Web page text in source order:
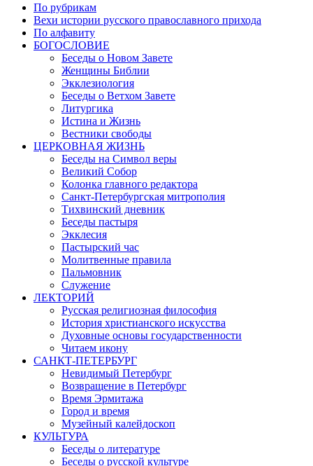
По рубрикам
Вехи истории русского православного прихода
По алфавиту
БОГОСЛОВИЕ
Беседы о Новом Завете
Женщины Библии
Экклезиология
Беседы о Ветхом Завете
Литургика
Истина и Жизнь
Вестники свободы
ЦЕРКОВНАЯ ЖИЗНЬ
Беседы на Символ веры
Великий Собор
Колонка главного редактора
Санкт-Петербургская митрополия
Тихвинский дневник
Беседы пастыря
Экклесия
Пастырский час
Молитвенные правила
Пальмовник
Служение
ЛЕКТОРИЙ
Русская религиозная философия
История христианского искусства
Духовные основы государственности
Читаем икону
САНКТ-ПЕТЕРБУРГ
Невидимый Петербург
Возвращение в Петербург
Время Эрмитажа
Город и время
Музейный калейдоскоп
КУЛЬТУРА
Беседы о литературе
Беседы о русской культуре